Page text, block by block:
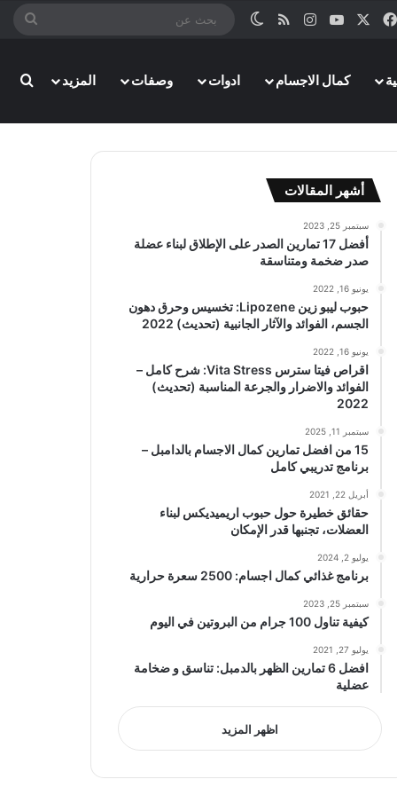
فيسبوك ‫YouTubeانستقرامملخص الموقع RSS
الوضع المظلم
كمال الاجسام ادوات وصفات المزيد
أشهر المقالات
سبتمبر 25, 2023
أفضل 17 تمارين الصدر على الإطلاق لبناء عضلة
صدر ضخمة ومتناسقة
يونيو 16, 2022
حبوب ليبو زين Lipozene: تخسيس وحرق دهون
الجسم، الفوائد والآثار الجانبية (تحديث) 2022
يونيو 16, 2022
اقراص فيتا سترس Vita Stress: شرح كامل –
الفوائد والاضرار والجرعة المناسبة (تحديث)
2022
سبتمبر 11, 2025
15 من افضل تمارين كمال الاجسام بالدامبل –
برنامج تدريبي كامل
أبريل 22, 2021
حقائق خطيرة حول حبوب اريميديكس لبناء
العضلات، تجنبها قدر الإمكان
يوليو 2, 2024
برنامج غذائي كمال اجسام: 2500 سعرة حرارية
سبتمبر 25, 2023
كيفية تناول 100 جرام من البروتين في اليوم
يوليو 27, 2021
افضل 6 تمارين الظهر بالدمبل: تناسق و ضخامة
عضلية
اظهر المزيد